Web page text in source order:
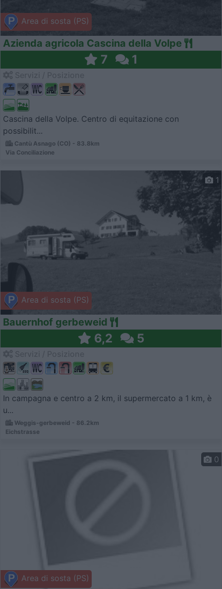
Area di sosta (PS)
Azienda agricola Cascina della Volpe
7 1
Cascina della Volpe. Centro di equitazione con
possibilit...
Cantù Asnago (CO) - 83.8km
Via Conciliazione
Area di sosta (PS)
1
Bauernhof gerbeweid
6,2 5
In campagna e centro a 2 km, il supermercato a 1 km, è
u...
Weggis-gerbeweid - 86.2km
Eichstrasse
Area di sosta (PS)
0